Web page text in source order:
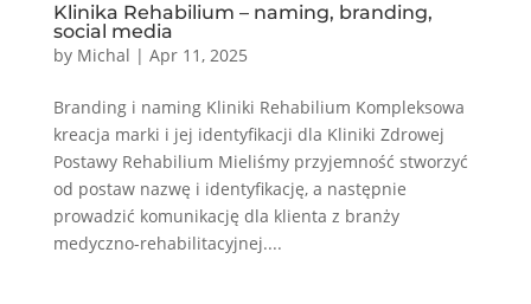
Klinika Rehabilium – naming, branding,
social media
by Michal | Apr 11, 2025
Branding i naming Kliniki Rehabilium Kompleksowa
kreacja marki i jej identyfikacji dla Kliniki Zdrowej
Postawy Rehabilium Mieliśmy przyjemność stworzyć
od postaw nazwę i identyfikację, a następnie
prowadzić komunikację dla klienta z branży
medyczno-rehabilitacyjnej....